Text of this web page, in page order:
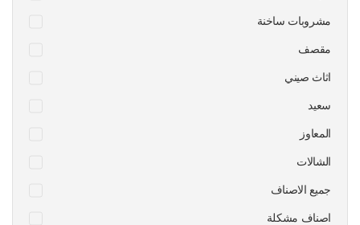
مشروبات ساخنة
مقصف
اثاث صيني
سعيد
المعاوز
الشالات
جميع الاصناف
اصناف مشكلة